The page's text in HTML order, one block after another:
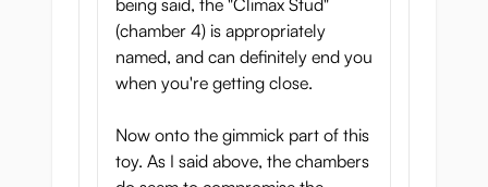
being said, the "Climax Stud"
(chamber 4) is appropriately
named, and can definitely end you
when you're getting close.
Now onto the gimmick part of this
toy. As I said above, the chambers